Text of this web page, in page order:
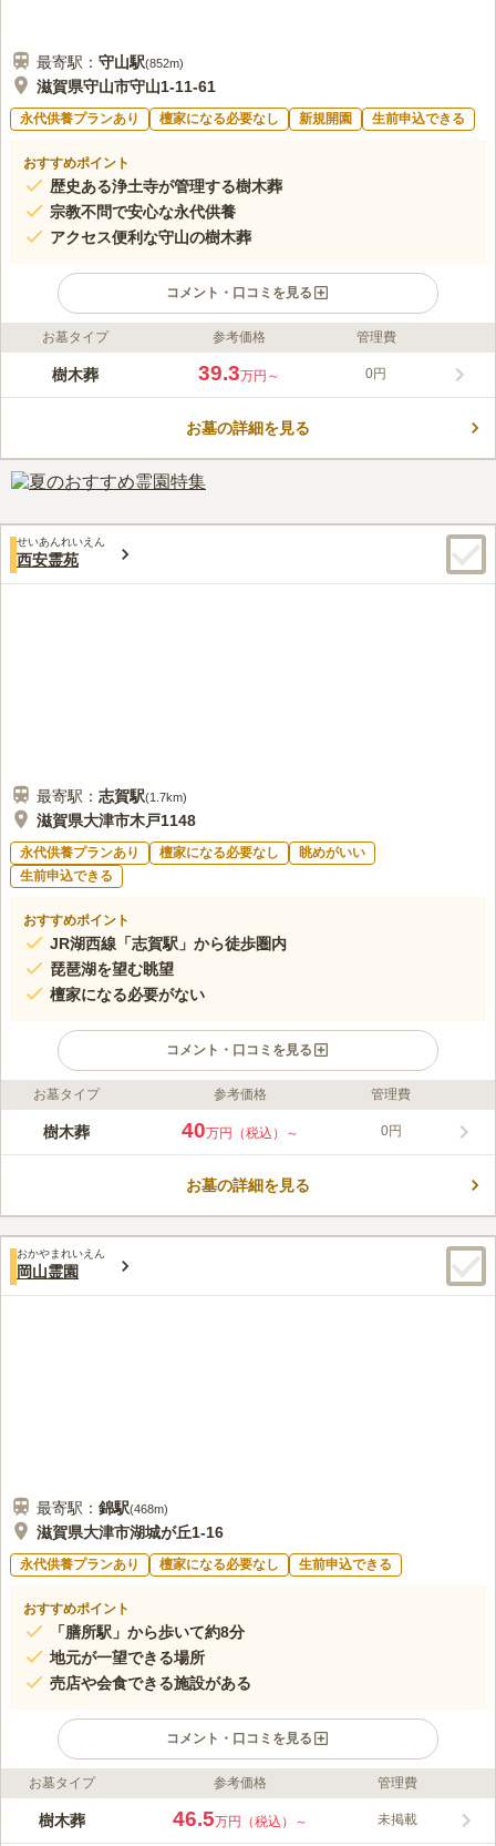
最寄駅： 守山駅(852m)
滋賀県守山市守山1-11-61
永代供養プランあり 檀家になる必要なし 新規開園 生前申込できる
おすすめポイント
歴史ある浄土寺が管理する樹木葬
宗教不問で安心な永代供養
アクセス便利な守山の樹木葬
コメント・口コミを見る
ライフドット編集部のコメント
滋賀守山樹木葬墓地は、滋賀県守山市にある浄土寺の境内にあり
別供養の後は合祀され永代供養されます。護持費は一括で納入
して利用できます。アクセスも良く、JR守山駅から徒歩約7分、
駐車場も完備しています。
口コミ評価
60代女性
特に施設にこだわりがないので気にならないです。 近くにカフ
ェがありました。 街中ですが、静かでした。
口コミの続きを読む
お墓タイプ 参考価格 管理費
樹木葬 39.3万円～ 0円
お墓の詳細を見る
せいあんれいえん
西安霊苑
最寄駅： 志賀駅(1.7km)
滋賀県大津市木戸1148
永代供養プランあり 檀家になる必要なし
眺めがいい
生前申込できる
おすすめポイント
JR湖西線「志賀駅」から徒歩圏内
琵琶湖を望む眺望
檀家になる必要がない
コメント・口コミを見る
ライフドット編集部のコメント
比良山系を背景に、琵琶湖を望むことができるお墓です。永代供
ていること、各区画の近くに駐車場が位置していることなども便
口コミ評価
みんなの評価
70代男性
霊園事務所に職員が常駐していてお花も売っているので便利。近
お墓タイプ 参考価格 管理費
樹木葬 40万円（税込）～ 0円
お墓の詳細を見る
おかやまれいえん
岡山霊園
最寄駅： 錦駅(468m)
滋賀県大津市湖城が丘1-16
永代供養プランあり 檀家になる必要なし 生前申込できる
おすすめポイント
「膳所駅」から歩いて約8分
地元が一望できる場所
売店や会食できる施設がある
コメント・口コミを見る
ライフドット編集部のコメント
民営が管理する霊園で、墓石を自由に選んでお墓を建てることが
お墓タイプ 参考価格 管理費
樹木葬 46.5万円（税込）～ 未掲載